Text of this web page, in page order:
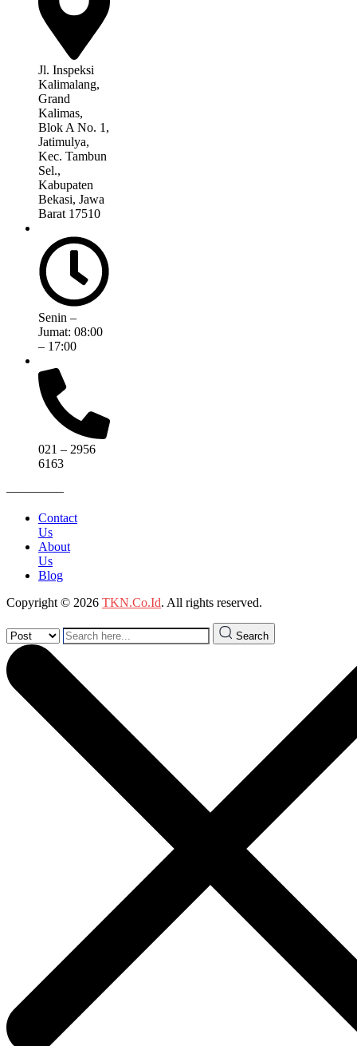
Jl. Inspeksi
Kalimalang,
Grand
Kalimas,
Blok A No. 1,
Jatimulya,
Kec. Tambun
Sel.,
Kabupaten
Bekasi, Jawa
Barat 17510
Senin –
Jumat: 08:00
– 17:00
021 – 2956
6163
————–
Contact
Us
About
Us
Blog
Copyright © 2026 TKN.Co.Id. All rights reserved.
Search